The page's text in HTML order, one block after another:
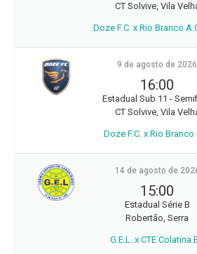
CT Solvive, Vila
Doze F.C. x Rio Branco
9 de agosto de 2026
16:00
Estadual Sub 11 -
CT Solvive, Vila
Doze F.C. x Rio Branco
14 de agosto de
15:00
Estadual Série B
Robertão, Serra
G.E.L. x CTE Colatina